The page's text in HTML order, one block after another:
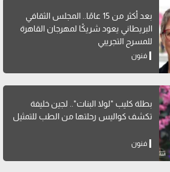
بعد أكثر من 15 عامًا.. المجلس الثقافي
البريطاني يعود شريكًا لمهرجان القاهرة
للمسرح التجريبي
فنون
بطلة كليب "لولا البنات".. لجين خليفة
تكشف كواليس رحلتها من الطب للتمثيل
فنون